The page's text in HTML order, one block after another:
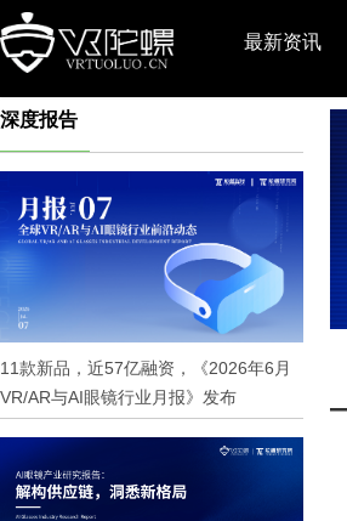
最新资讯
深度报告
11款新品，近57亿融资，《2026年6月
VR/AR与AI眼镜行业月报》发布